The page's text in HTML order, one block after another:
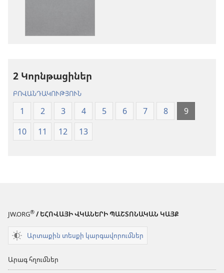
2 Կորնթացիներ
ԲՈՎԱՆԴԱԿՈՒԹՅՈՒՆ
1 2 3 4 5 6 7 8
9
10
11 12 13
JW.ORG® / ԵՀՈՎԱՅԻ ՎԿԱՆԵՐԻ ՊԱՇՏՈՆԱԿԱՆ ԿԱՅՔ
Արտաքին տեսքի կարգավորումներ
Արագ հղումներ